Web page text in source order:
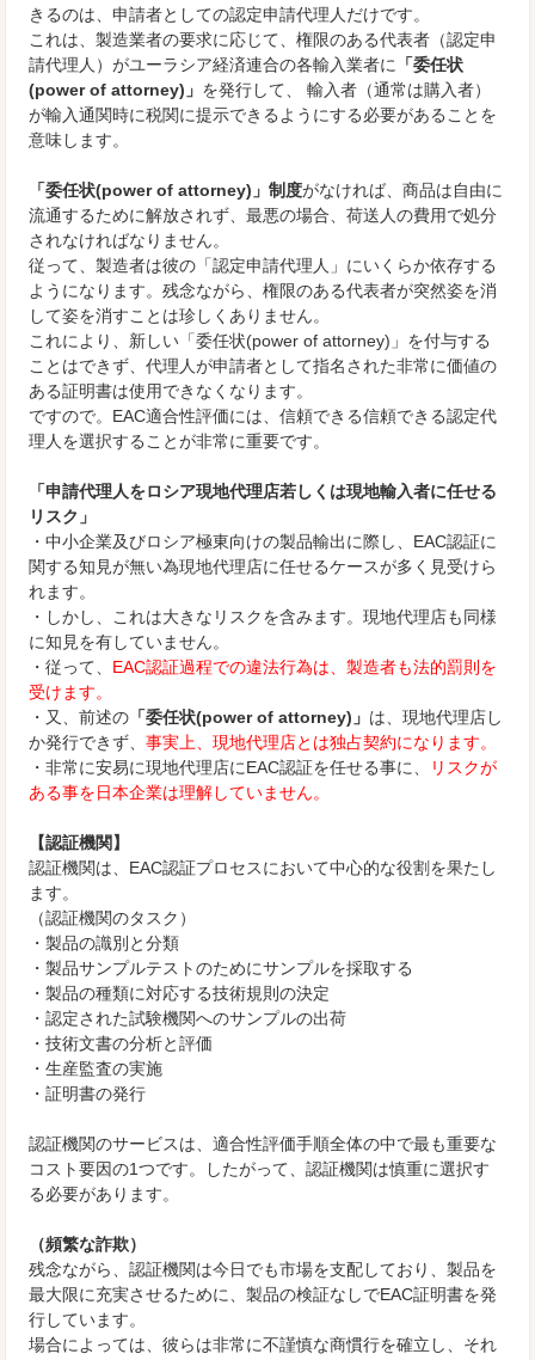
きるのは、申請者としての認定申請代理人だけです。
これは、製造業者の要求に応じて、権限のある代表者（認定申
請代理人）がユーラシア経済連合の各輸入業者に
「委任状
(power of attorney)」 を発行して、 輸入者（通常は購入者）
が輸入通関時に税関に提示できるようにする必要があることを
意味します。
「委任状(power of attorney)」制度がなければ、商品は自由に
流通するために解放されず、最悪の場合、荷送人の費用で処分
されなければなりません。
従って、製造者は彼の「認定申請代理人」にいくらか依存する
ようになります。残念ながら、権限のある代表者が突然姿を消
して姿を消すことは珍しくありません。
これにより、新しい「委任状(power of attorney)」を付与する
ことはできず、代理人が申請者として指名された非常に価値の
ある証明書は使用できなくなります。
ですので。EAC適合性評価には、信頼できる信頼できる認定代
理人を選択することが非常に重要です。
「申請代理人をロシア現地代理店若しくは現地輸入者に任せる
リスク」
・中小企業及びロシア極東向けの製品輸出に際し、EAC認証に
関する知見が無い為現地代理店に任せるケースが多く見受けら
れます。
・しかし、これは大きなリスクを含みます。現地代理店も同様
に知見を有していません。
・従って、 EAC認証過程での違法行為は、製造者も法的罰則を
受けます。
・又、前述の 「委任状(power of attorney)」 は、現地代理店し
か発行できず、事実上、現地代理店とは独占契約になります。
・非常に安易に現地代理店にEAC認証を任せる事に、
リスクが
ある事を日本企業は理解していません。
【認証機関】
認証機関は、EAC認証プロセスにおいて中心的な役割を果たし
ます。
（認証機関のタスク）
・製品の識別と分類
・製品サンプルテストのためにサンプルを採取する
・製品の種類に対応する技術規則の決定
・認定された試験機関へのサンプルの出荷
・技術文書の分析と評価
・生産監査の実施
・証明書の発行
認証機関のサービスは、適合性評価手順全体の中で最も重要な
コスト要因の1つです。したがって、認証機関は慎重に選択す
る必要があります。
（頻繁な詐欺）
残念ながら、認証機関は今日でも市場を支配しており、製品を
最大限に充実させるために、製品の検証なしでEAC証明書を発
行しています。
場合によっては、彼らは非常に不謹慎な商慣行を確立し、それ